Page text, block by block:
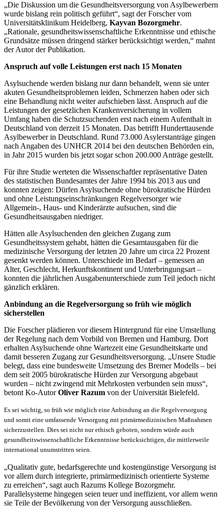
„Die Diskussion um die Gesundheitsversorgung von Asylbewerbern
wurde bislang rein politisch geführt“, sagt der Forscher vom
Universitätsklinikum Heidelberg, Kayvan Bozorgmehr.
„Rationale, gesundheitswissenschaftliche Erkenntnisse und ethische
Grundsätze müssen dringend stärker berücksichtigt werden,“ mahnt
der Autor der Publikation.
Anspruch auf volle Leistungen erst nach 15 Monaten
Asylsuchende werden bislang nur dann behandelt, wenn sie unter
akuten Gesundheitsproblemen leiden, Schmerzen haben oder sich
eine Behandlung nicht weiter aufschieben lässt. Anspruch auf die
Leistungen der gesetzlichen Krankenversicherung in vollem
Umfang haben die Schutzsuchenden erst nach einem Aufenthalt in
Deutschland von derzeit 15 Monaten. Das betrifft Hunderttausende
Asylbewerber in Deutschland. Rund 73.000 Asylerstanträge gingen
nach Angaben des UNHCR 2014 bei den deutschen Behörden ein,
in Jahr 2015 wurden bis jetzt sogar schon 200.000 Anträge gestellt.
Für ihre Studie werteten die Wissenschaftler repräsentative Daten
des statistischen Bundesamtes der Jahre 1994 bis 2013 aus und
konnten zeigen: Dürfen Asylsuchende ohne bürokratische Hürden
und ohne Leistungseinschränkungen Regelversorger wie
Allgemein-, Haus- und Kinderärzte aufsuchen, sind die
Gesundheitsausgaben niedriger.
Hätten alle Asylsuchenden den gleichen Zugang zum
Gesundheitssystem gehabt, hätten die Gesamtausgaben für die
medizinische Versorgung der letzten 20 Jahre um circa 22 Prozent
gesenkt werden können. Unterschiede im Bedarf – gemessen an
Alter, Geschlecht, Herkunftskontinent und Unterbringungsart –
konnten die jährlichen Ausgabenunterschiede zum Teil jedoch nicht
gänzlich erklären.
Anbindung an die Regelversorgung so früh wie möglich
sicherstellen
Die Forscher plädieren vor diesem Hintergrund für eine Umstellung
der Regelung nach dem Vorbild von Bremen und Hamburg. Dort
erhalten Asylsuchende ohne Wartezeit eine Gesundheitskarte und
damit besseren Zugang zur Gesundheitsversorgung. „Unsere Studie
belegt, dass eine bundesweite Umsetzung des Bremer Modells – bei
dem seit 2005 bürokratische Hürden zur Versorgung abgebaut
wurden – nicht zwingend mit Mehrkosten verbunden sein muss“,
betont Ko-AutorOliver Razum von der Universität Bielefeld.
Es sei wichtig, so früh wie möglich eine Anbindung an die Regelversorgung
und somit eine umfassende Versorgung mit primärmedizinischen Maßnahmen
sicherzustellen. Dies sei nicht nur ethisch geboten, sondern würde auch
gesundheitswissenschaftliche Erkenntnisse berücksichtigen, die mittlerweile
international unumstritten seien.
„Qualitativ gute, bedarfsgerechte und kostengünstige Versorgung ist
vor allem durch integrierte, primärmedizinisch orientierte Systeme
zu erreichen“, sagt auch Razums Kollege Bozorgmehr.
Parallelsysteme hingegen seien teuer und ineffizient, vor allem wenn
sie Teile der Bevölkerung von der Versorgung ausschließen.